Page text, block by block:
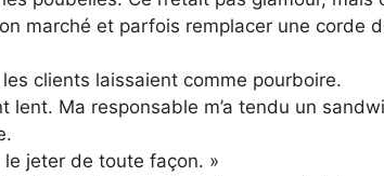
marché et parfois remplacer une corde
clients laissaient comme pourboire.
Ma responsable m’a tendu un
jeter de toute façon. »